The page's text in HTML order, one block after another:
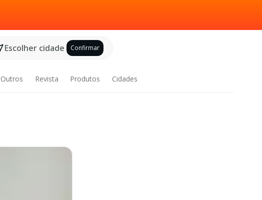
Escolher cidade Confirmar
Outros Revista Produtos Cidades